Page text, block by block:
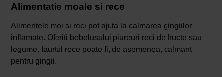
Alimentatie moale si rece
Alimentele moi si reci pot ajuta la calmarea gingiilor
inflamate. Oferiti bebelusului piureuri reci de fructe sau
legume. Iaurtul rece poate fi, de asemenea, calmant
pentru gingii.